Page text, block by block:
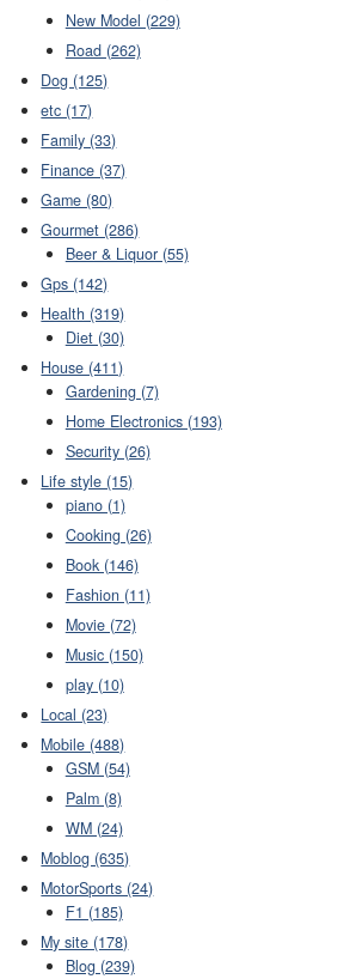
New Model (229)
Road (262)
Dog (125)
etc (17)
Family (33)
Finance (37)
Game (80)
Gourmet (286)
Beer & Liquor (55)
Gps (142)
Health (319)
Diet (30)
House (411)
Gardening (7)
Home Electronics (193)
Security (26)
Life style (15)
piano (1)
Cooking (26)
Book (146)
Fashion (11)
Movie (72)
Music (150)
play (10)
Local (23)
Mobile (488)
GSM (54)
Palm (8)
WM (24)
Moblog (635)
MotorSports (24)
F1 (185)
My site (178)
Blog (239)